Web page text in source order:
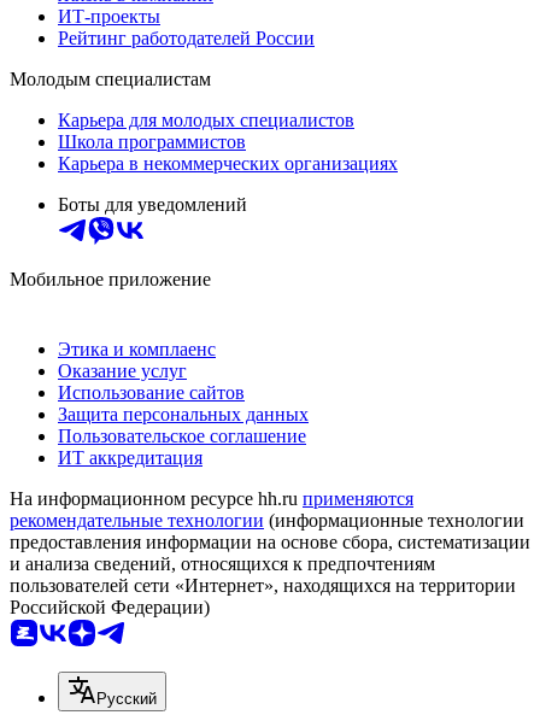
ИТ-проекты
Рейтинг работодателей России
Молодым специалистам
Карьера для молодых специалистов
Школа программистов
Карьера в некоммерческих организациях
Боты для уведомлений
Мобильное приложение
Этика и комплаенс
Оказание услуг
Использование сайтов
Защита персональных данных
Пользовательское соглашение
ИТ аккредитация
На информационном ресурсе hh.ru применяются
рекомендательные технологии (информационные технологии
предоставления информации на основе сбора, систематизации
и анализа сведений, относящихся к предпочтениям
пользователей сети «Интернет», находящихся на территории
Российской Федерации)
Русский